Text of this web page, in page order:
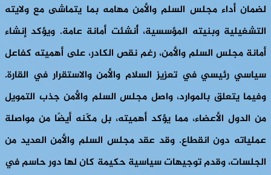
لضمان أداء مجلس السلم والأمن مهامه بما يتماشى مع ولايته
التشغيلية وبنيته المؤسسية، أُنشئت أمانة عامة. ويؤكد إنشاء
أمانة مجلس السلم والأمن، رغم نقص الكادر، على أهميته كفاعل
سياسي رئيسي في تعزيز السلام والأمن والاستقرار في القارة.
وفيما يتعلق بالموارد، واصل مجلس السلم والأمن جذب التمويل
من الدول الأعضاء، مما يؤكد أهميته، بل مكّنه أيضًا من مواصلة
عملياته دون انقطاع. وقد عقد مجلس السلم والأمن العديد من
الجلسات، وقدم توجيهات سياسية حكيمة كان لها دور حاسم في